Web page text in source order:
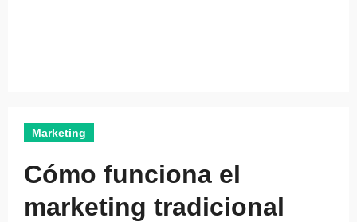
Marketing
Cómo funciona el
marketing tradicional